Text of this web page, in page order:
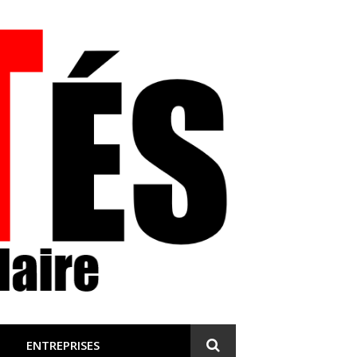
engagée
ENTREPRISES